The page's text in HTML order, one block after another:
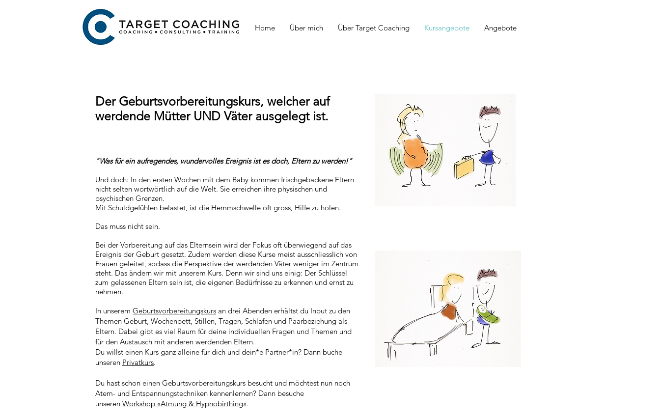
Home Über mich Über Target Coaching Kursangebote Angebote
Der Geburtsvorbereitungskurs, welcher auf
werdende Mütter UND Väter ausgelegt ist.
"Was für ein aufregendes, wundervolles Ereignis ist es doch, Eltern zu werden!"
Und doch: In den ersten Wochen mit dem Baby kommen frischgebackene Eltern
nicht selten wortwörtlich auf die Welt. Sie erreichen ihre physischen und
psychischen Grenzen.
Mit Schuldgefühlen belastet, ist die Hemmschwelle oft gross, Hilfe zu holen.
Das muss nicht sein.
Bei der Vorbereitung auf das Elternsein wird der Fokus oft überwiegend auf das
Ereignis der Geburt gesetzt. Zudem werden diese Kurse meist ausschliesslich von
Frauen geleitet, sodass die Perspektive der werdenden Väter weniger im Zentrum
steht. Das ändern wir mit unserem Kurs. Denn wir sind uns einig: Der Schlüssel
zum gelassenen Eltern sein ist, die eigenen Bedürfnisse zu erkennen und ernst zu
nehmen.
In unserem Geburtsvorbereitungskurs an drei Abenden erhältst du Input zu den
Themen Geburt, Wochenbett, Stillen, Tragen, Schlafen und Paarbeziehung als
Eltern. Dabei gibt es viel Raum für deine individuellen Fragen und Themen und
für den Austausch mit anderen werdenden Eltern.
Du willst einen Kurs ganz alleine für dich und dein*e Partner*in? Dann buche
unseren Privatkurs.
Du hast schon einen Geburtsvorbereitungskurs besucht und möchtest nun noch
Atem- und Entspannungstechniken kennenlernen? Dann besuche
unseren Workshop «Atmung & Hypnobirthing».